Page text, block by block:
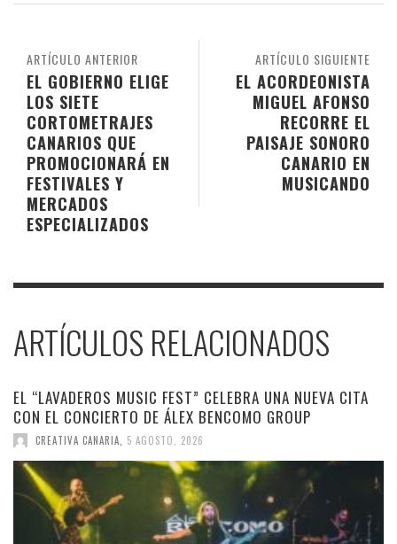
ARTÍCULO SIGUIENTE
EL ACORDEONISTA
MIGUEL AFONSO
RECORRE EL
PAISAJE SONORO
CANARIO EN
MUSICANDO
ARTÍCULO ANTERIOR
EL GOBIERNO ELIGE
LOS SIETE
CORTOMETRAJES
CANARIOS QUE
PROMOCIONARÁ EN
FESTIVALES Y
MERCADOS
ESPECIALIZADOS
ARTÍCULOS RELACIONADOS
EL “LAVADEROS MUSIC FEST” CELEBRA UNA NUEVA CITA
CON EL CONCIERTO DE ÁLEX BENCOMO GROUP
CREATIVA CANARIA 5 AGOSTO, 2026